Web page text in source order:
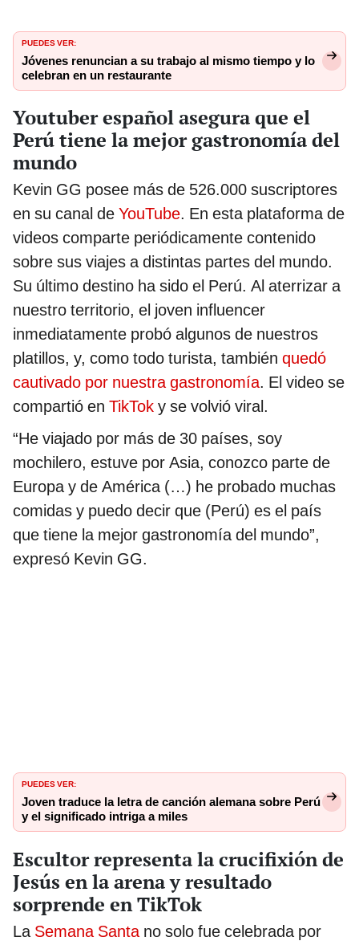
PUEDES VER:
Jóvenes renuncian a su trabajo al mismo tiempo y lo
celebran en un restaurante
Youtuber español asegura que el
Perú tiene la mejor gastronomía del
mundo
Kevin GG posee más de 526.000 suscriptores
en su canal de YouTube. En esta plataforma de
videos comparte periódicamente contenido
sobre sus viajes a distintas partes del mundo.
Su último destino ha sido el Perú. Al aterrizar a
nuestro territorio, el joven influencer
inmediatamente probó algunos de nuestros
platillos, y, como todo turista, también quedó
cautivado por nuestra gastronomía. El video se
compartió en TikTok y se volvió viral.
“He viajado por más de 30 países, soy
mochilero, estuve por Asia, conozco parte de
Europa y de América (…) he probado muchas
comidas y puedo decir que (Perú) es el país
que tiene la mejor gastronomía del mundo”,
expresó Kevin GG.
PUEDES VER:
Joven traduce la letra de canción alemana sobre Perú
y el significado intriga a miles
Escultor representa la crucifixión de
Jesús en la arena y resultado
sorprende en TikTok
La Semana Santano solo fue celebrada por